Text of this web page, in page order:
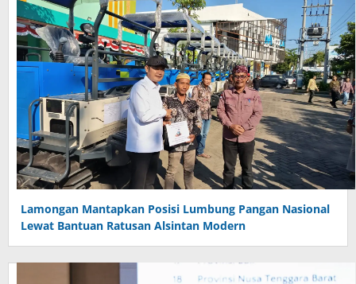
Lamongan Mantapkan Posisi Lumbung Pangan Nasional
Lewat Bantuan Ratusan Alsintan Modern